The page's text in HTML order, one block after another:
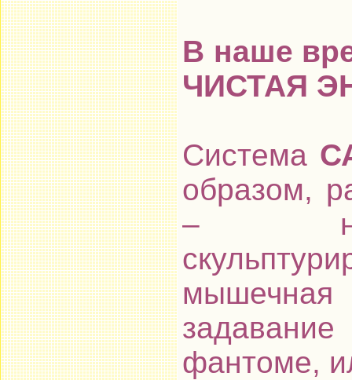
В наше
ЧИСТАЯ
Система
образом,
–
фантоме,